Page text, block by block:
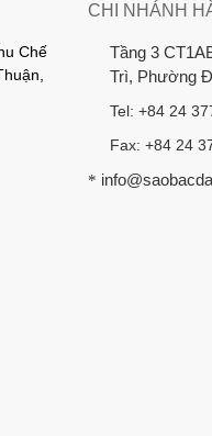
Chế
CHI NHÁNH
Tầng 3
Trì, Phường
Tel: +84 24
Fax: +84 24
*